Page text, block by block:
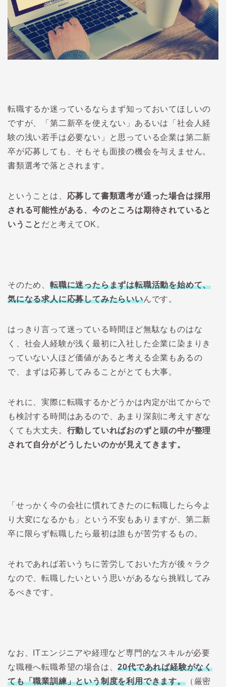
転職するか迷っているならまず知っておいてほしいの
ですが、「第二新卒を使えない」あるいは「社会人経
験の浅い若手は必要ない」と思っている企業は第二新
卒が応募しても、そもそも面接の機会を与えません。
書類選考で落とされます。
ということは、 応募して書類選考が通った場合は採用
される可能性がある、今のところは期待されていると
いうこと だと考えてOK。
そのため、 転職に迷ったらまずは転職活動を始めて、
気になる求人に応募してみたらいいんです。
はっきり言って迷っている時間ほど無駄なものはな
く、社会人経験が浅く最初に入社した企業に染まりき
っていない人ほど価値があると考える企業もあるの
で、まずは応募してみることがとても大事。
それに、実際に転職するかどうかは内定が出てからで
も検討する時間はあるので、あまり深刻に考えすぎな
くても大丈夫。 行動していればおのずと頭の中が整理
されて自分がどうしたいのかが見えてきます。
「せっかく今の会社に慣れてきたのに転職したら今よ
り大変になるかも」という不安もありますが、第二新
卒に限らず転職したら最初は誰もが苦労するもの。
それであれば若いうちに苦労しておいた方が後々ラク
なので、転職したいという思いがあるなら挑戦してみ
るべきです。
なお、 ITエンジニアや経理など専門的なスキルが必要
な職種へ転職希望の場合は、20代であれば経験がなく
ても「職業訓練」という制度を利用できます。（厳密